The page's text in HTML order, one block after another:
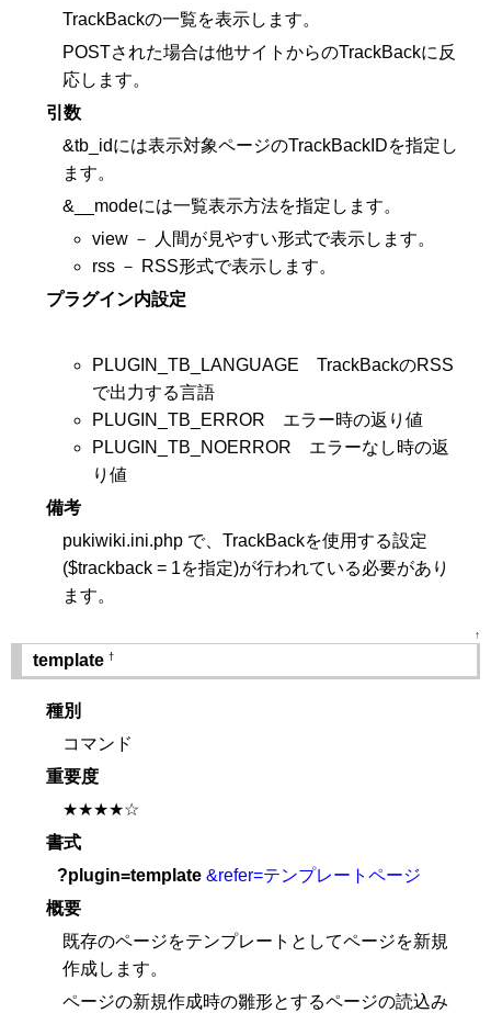
TrackBackの一覧を表示します。
POSTされた場合は他サイトからのTrackBackに反
応します。
引数
&tb_idには表示対象ページのTrackBackIDを指定し
ます。
&__modeには一覧表示方法を指定します。
view － 人間が見やすい形式で表示します。
rss － RSS形式で表示します。
プラグイン内設定
PLUGIN_TB_LANGUAGE TrackBackのRSS
で出力する言語
PLUGIN_TB_ERROR エラー時の返り値
PLUGIN_TB_NOERROR エラーなし時の返
り値
備考
pukiwiki.ini.php で、TrackBackを使用する設定
($trackback = 1を指定)が行われている必要があり
ます。
↑
template †
種別
コマンド
重要度
★★★★☆
書式
?plugin=template &refer=テンプレートページ
概要
既存のページをテンプレートとしてページを新規
作成します。
ページの新規作成時の雛形とするページの読込み